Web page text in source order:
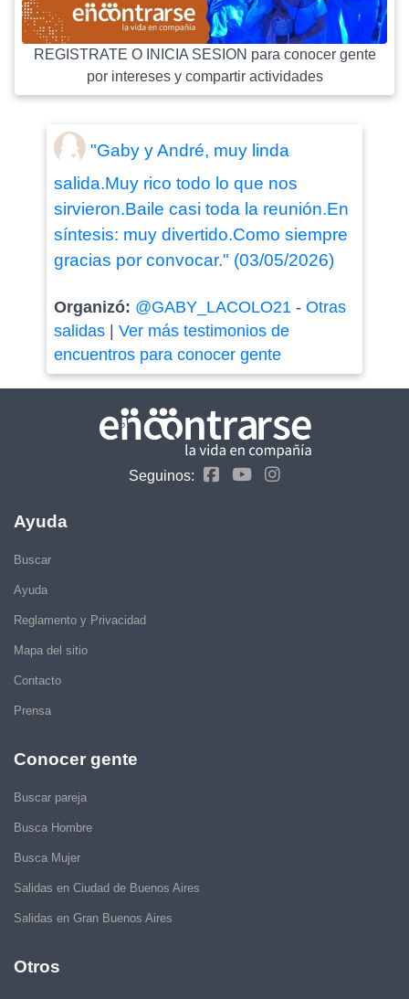
REGISTRATE O INICIA SESION para conocer gente
por intereses y compartir actividades
"Gaby y André, muy linda
salida.Muy rico todo lo que nos
sirvieron.Baile casi toda la reunión.En
síntesis: muy divertido.Como siempre
gracias por convocar." (03/05/2026)
Organizó: @GABY_LACOLO21- Otras
salidas| Ver más testimonios de
encuentros para conocer gente
Seguinos:
Ayuda
Buscar
Ayuda
Reglamento y Privacidad
Mapa del sitio
Contacto
Prensa
Conocer gente
Buscar pareja
Busca Hombre
Busca Mujer
Salidas en Ciudad de Buenos Aires
Salidas en Gran Buenos Aires
Otros